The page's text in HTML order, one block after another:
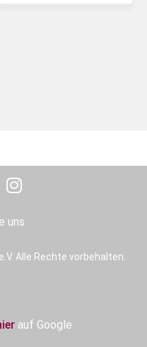
uns
Alle Rechte vorbehalten.
auf Google